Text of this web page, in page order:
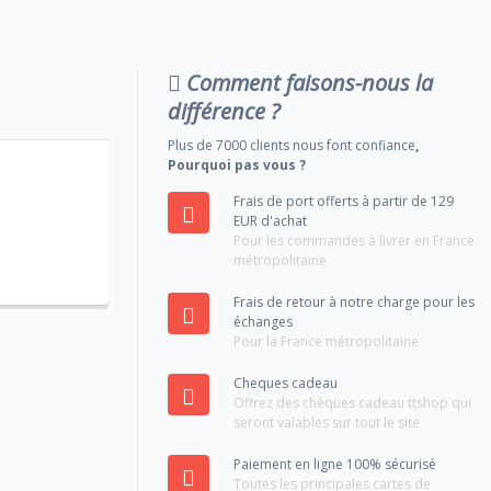
Comment faisons-nous la
différence ?
Plus de 7000 clients nous font confiance,
Pourquoi pas vous ?
Frais de port offerts à partir de 129
EUR d'achat
Pour les commandes à livrer en France
métropolitaine
Frais de retour à notre charge pour les
échanges
Pour la France métropolitaine
Cheques cadeau
Offrez des chèques cadeau ttshop qui
seront valables sur tout le site
Paiement en ligne 100% sécurisé
Toutes les principales cartes de